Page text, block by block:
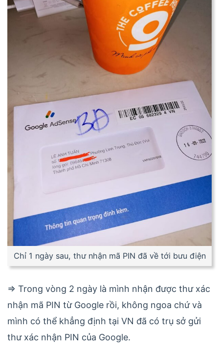
Chỉ 1 ngày sau, thư nhận mã PIN đã về tới bưu điện
=> Trong vòng 2 ngày là mình nhận được thư xác
nhận mã PIN từ Google rồi, không ngoa chứ và
mình có thể khẳng định tại VN đã có trụ sở gửi
thư xác nhận PIN của Google.